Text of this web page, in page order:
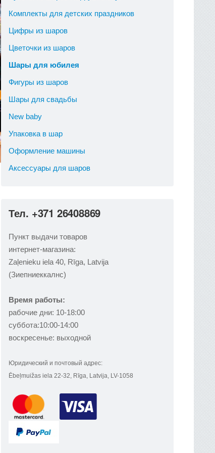
Комплекты для детских праздников
Цифры из шаров
Цветочки из шаров
Шары для юбилея
Фигуры из шаров
Шары для свадьбы
New baby
Упаковка в шар
Оформление машины
Аксессуары для шаров
Тел. +371 26408869
Пункт выдачи товаров
интернет-магазина:
Zaļenieku iela 40, Rīga, Latvija
(Зиепниеккалнс)
Время работы:
рабочие дни: 10-18:00
суббота:10:00-14:00
воскресенье: выходной
Юридический и почтовый адрес:
Ēbeļmuižas iela 22-32, Rīga, Latvija, LV-1058